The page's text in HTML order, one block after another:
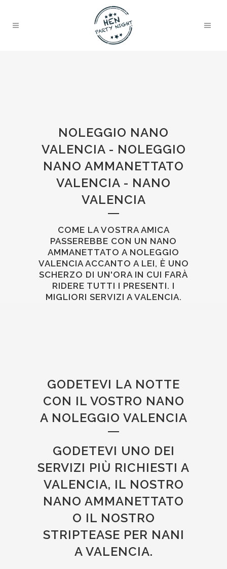
NOLEGGIO NANO
VALENCIA - NOLEGGIO
NANO AMMANETTATO
VALENCIA - NANO
VALENCIA
COME LA VOSTRA AMICA
PASSEREBBE CON UN NANO
AMMANETTATO A NOLEGGIO
VALENCIA ACCANTO A LEI, È UNO
SCHERZO DI UN'ORA IN CUI FARÀ
RIDERE TUTTI I PRESENTI. I
MIGLIORI SERVIZI A VALENCIA.
GODETEVI LA NOTTE
CON IL VOSTRO NANO
A NOLEGGIO VALENCIA
GODETEVI UNO DEI
SERVIZI PIÙ RICHIESTI A
VALENCIA, IL NOSTRO
NANO AMMANETTATO
O IL NOSTRO
STRIPTEASE PER NANI
A VALENCIA.